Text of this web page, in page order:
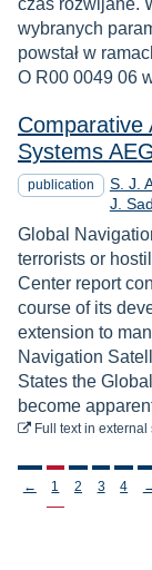
czas rozwijane.
wybranych
powstał w
O R00 0049 06
Comparative
Systems
publication S. J.
J.
Global
terrorists or
Center report
course of its
extension to
Navigation
States the
become
Full textto
in external
← 1 2 3 4